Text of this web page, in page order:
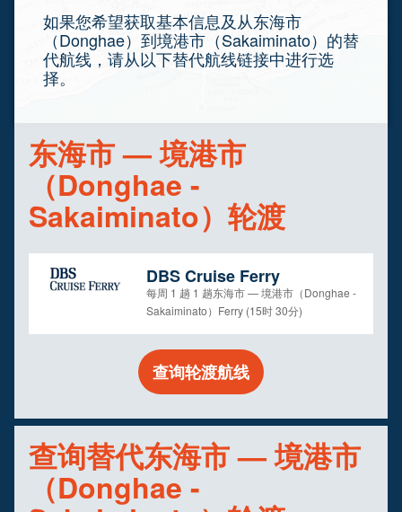
如果您希望获取基本信息及从东海市
（Donghae）到境港市（Sakaiminato）的替
代航线，请从以下替代航线链接中进行选
择。
东海市 — 境港市
（Donghae -
Sakaiminato）轮渡
DBS Cruise Ferry
每周 1 趟 1 趟东海市 — 境港市（Donghae -
Sakaiminato）Ferry (15时 30分)
查询轮渡航线
查询替代东海市 — 境港市
（Donghae -